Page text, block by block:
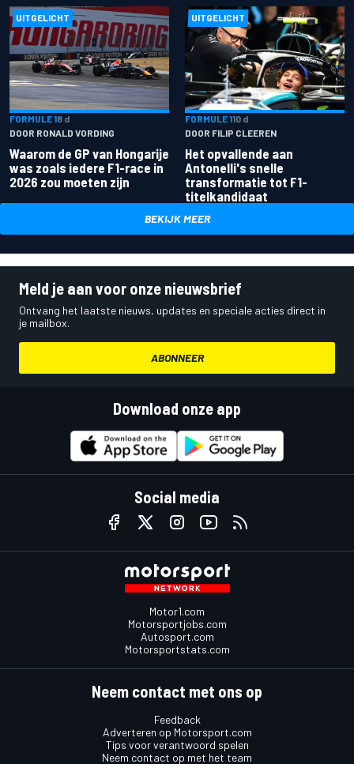
UITGELICHT
FORMULE 18 d
DOOR RONALD VORDING
Waarom de GP van Hongarije
was zoals iedere F1-race in
2026 zou moeten zijn
UITGELICHT
FORMULE 110 d
DOOR FILIP CLEEREN
Het opvallende aan
Antonelli's snelle
transformatie tot F1-
titelkandidaat
BEKIJK MEER
Meld je aan voor onze nieuwsbrief
Ontvang het laatste nieuws, updates en speciale acties direct in
je mailbox.
ABONNEER
Download onze app
Social media
Motor1.com
Motorsportjobs.com
Autosport.com
Motorsportstats.com
Neem contact met ons op
Feedback
Adverteren op Motorsport.com
Tips voor verantwoord spelen
Neem contact op met het team